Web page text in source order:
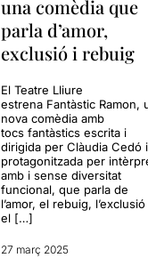
una comèdia que
parla d’amor,
exclusió i rebuig
El Teatre Lliure
estrena Fantàstic Ramon,
nova comèdia amb
tocs fantàstics escrita i
dirigida per Clàudia Cedó i
protagonitzada per
amb i sense diversitat
funcional, que parla de
l’amor, el rebuig,
el […]
27 març 2025